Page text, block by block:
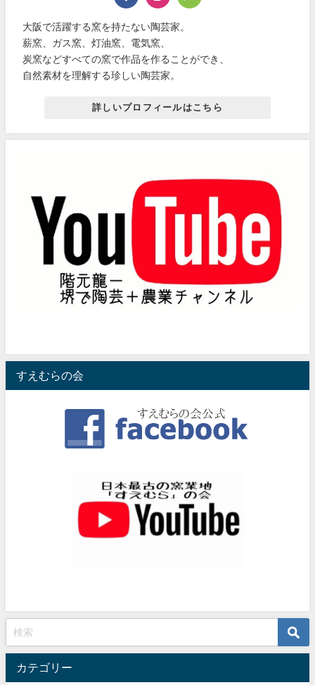
大阪で活躍する窯を持たない陶芸家。
薪窯、ガス窯、灯油窯、電気窯、
炭窯などすべての窯で作品を作ることができ、
自然素材を理解する珍しい陶芸家。
詳しいプロフィールはこちら
すえむらの会
カテゴリー